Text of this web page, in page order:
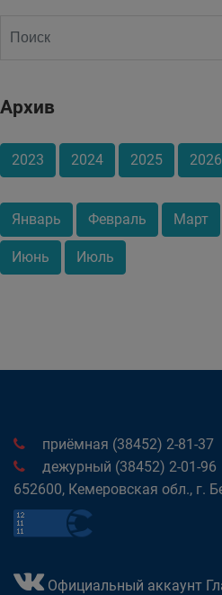
Архив
2023 2024 2025 2026
Январь Февраль Март
Июнь Июль
приёмная (38452) 2-81-37
дежурный (38452) 2-01-96
652600, Кемеровская обл., г.
Официальный аккаунт